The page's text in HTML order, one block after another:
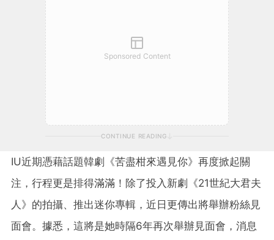
Sponsored Content
CONTINUE READING
IU近期憑藉話題韓劇《苦盡柑來遇見你》再度掀起關
注，行程更是排得滿滿！除了投入新劇《21世紀大君夫
人》的拍攝、推出迷你專輯，近日更傳出將舉辦粉絲見
面會。據悉，這將是她時隔6年再次舉辦見面會，消息